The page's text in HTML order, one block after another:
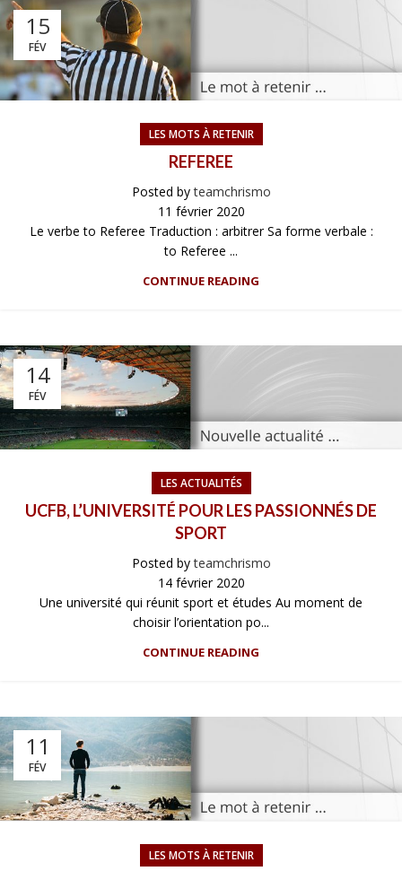
15
FÉV
LES MOTS À RETENIR
REFEREE
Posted by teamchrismo
11 février 2020
Le verbe to Referee Traduction : arbitrer Sa forme verbale :
to Referee ...
CONTINUE READING
14
FÉV
LES ACTUALITÉS
UCFB, L’UNIVERSITÉ POUR LES PASSIONNÉS DE
SPORT
Posted by teamchrismo
14 février 2020
Une université qui réunit sport et études Au moment de
choisir l’orientation po...
CONTINUE READING
11
FÉV
LES MOTS À RETENIR